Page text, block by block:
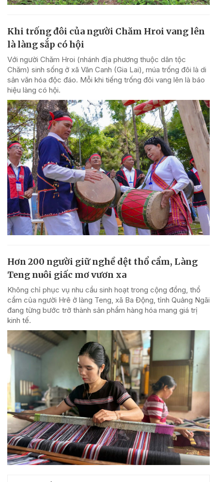
Khi trống đôi của người Chăm Hroi vang lên
là làng sắp có hội
Với người Chăm Hroi (nhánh địa phương thuộc dân tộc
Chăm) sinh sống ở xã Vân Canh (Gia Lai), múa trống đôi là di
sản văn hóa độc đáo. Mỗi khi tiếng trống đôi vang lên là báo
hiệu làng có hội.
Hơn 200 người giữ nghề dệt thổ cẩm, Làng
Teng nuôi giấc mơ vươn xa
Không chỉ phục vụ nhu cầu sinh hoạt trong cộng đồng, thổ
cẩm của người Hrê ở làng Teng, xã Ba Động, tỉnh Quảng Ngãi
đang từng bước trở thành sản phẩm hàng hóa mang giá trị
kinh tế.